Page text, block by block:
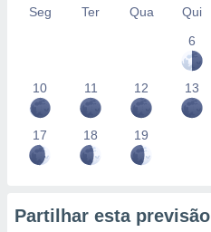
Seg Ter Qua Qui
6
10 11 12 13
17 18 19
Partilhar esta previsão